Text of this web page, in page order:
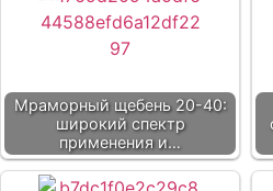
Мраморный щебень 20-40:
широкий спектр
применения и…